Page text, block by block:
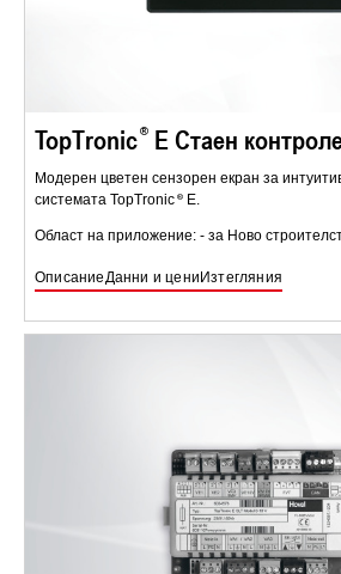
TopTronic E Стаен
Модерен цветен сензорен екран за
системата TopTronic
E.
Област на приложение: - за Ново
ОписаниеДанни и цени Изтегляния